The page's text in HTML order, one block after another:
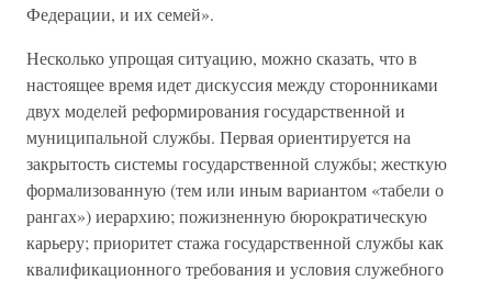
Федерации, и их семей».
Несколько упрощая ситуацию, можно сказать, что в
настоящее время идет дискуссия между сторонниками
двух моделей реформирования государственной и
муниципальной службы. Первая ориентируется на
закрытость системы государственной службы; жесткую
формализованную (тем или иным вариантом «табели о
рангах») иерархию; пожизненную бюрократическую
карьеру; приоритет стажа государственной службы как
квалификационного требования и условия служебного